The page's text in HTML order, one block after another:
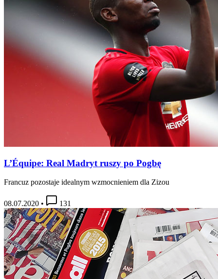
L’Équipe: Real Madryt ruszy po Pogbę
Francuz pozostaje idealnym wzmocnieniem dla Zizou
08.07.2020 • 131